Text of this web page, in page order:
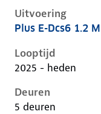
Uitvoering
Citroen C3 iv, 1.2
Plus E-Dcs6 1.2
Looptijd
2025 - heden
Deuren
5 deuren